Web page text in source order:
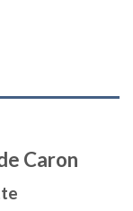
Caron